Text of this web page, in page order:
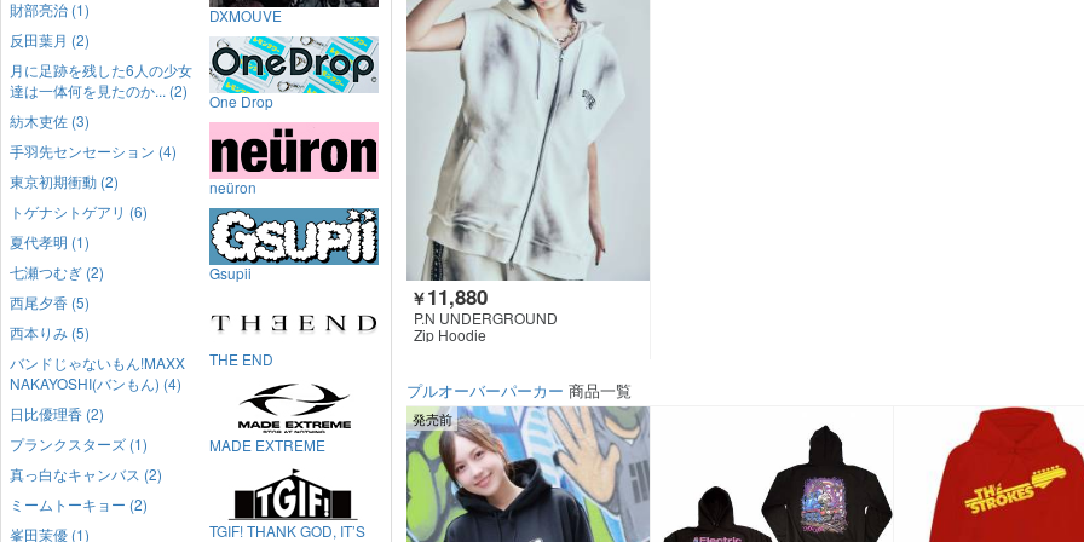
￥11,880
P.N UNDERGROUND
Zip Hoodie
プルオーバーパーカー 商品一覧
発売前
財部亮治 (1)
反田葉月 (2)
月に足跡を残した6人の少女
達は一体何を見たのか... (2)
紡木吏佐 (3)
手羽先センセーション (4)
東京初期衝動 (2)
トゲナシトゲアリ (6)
夏代孝明 (1)
七瀬つむぎ (2)
西尾夕香 (5)
西本りみ (5)
バンドじゃないもん!MAXX
NAKAYOSHI(バンもん) (4)
日比優理香 (2)
プランクスターズ (1)
真っ白なキャンバス (2)
ミームトーキョー (2)
峯田茉優 (1)
DXMOUVE
One Drop
neüron
Gsupii
THE END
MADE EXTREME
TGIF! THANK GOD, IT’S